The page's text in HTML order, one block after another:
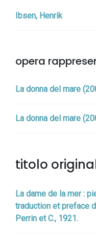
Ibsen, Henrik
opera
La donna del mare
La donna del mare
titolo
La dame de la mer :
traduction et preface
Perrin et C., 1921.